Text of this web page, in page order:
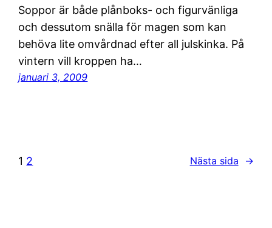
Soppor är både plånboks- och figurvänliga
och dessutom snälla för magen som kan
behöva lite omvårdnad efter all julskinka. På
vintern vill kroppen ha…
januari 3, 2009
1 2 Nästa sida →